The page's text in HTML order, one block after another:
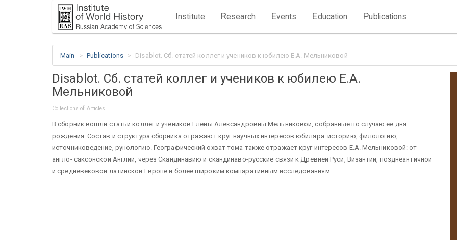
Institute Research Events Education Publications
Main Publications Disablot. Сб. статей коллег и учеников к юбилею Е.А. Мельниковой
Disablot. Сб. статей коллег и учеников к юбилею Е.А.
Мельниковой
Collections of Articles
В сборник вошли статьи коллег и учеников Елены Александровны Мельниковой, собранные по случаю ее дня
рождения. Состав и структура сборника отражают круг научных интересов юбиляра: историю, филологию,
источниковедение, рунологию. Географический охват тома также отражает круг интересов Е.А. Мельниковой: от
англо- саксонской Англии, через Скандинавию и скандинаво-русские связи к Древней Руси, Византии, позднеантичной
и средневековой латинской Европе и более широким компаративным исследованиям.